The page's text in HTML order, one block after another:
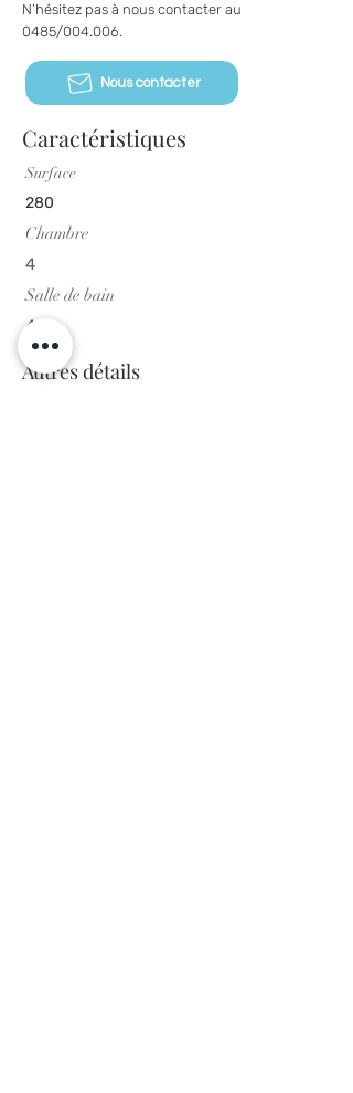
N’hésitez pas à nous contacter au
0485/004.006.
Nous contacter
Caractéristiques
Surface
280
Chambre
4
Salle de bain
4
Autres détails